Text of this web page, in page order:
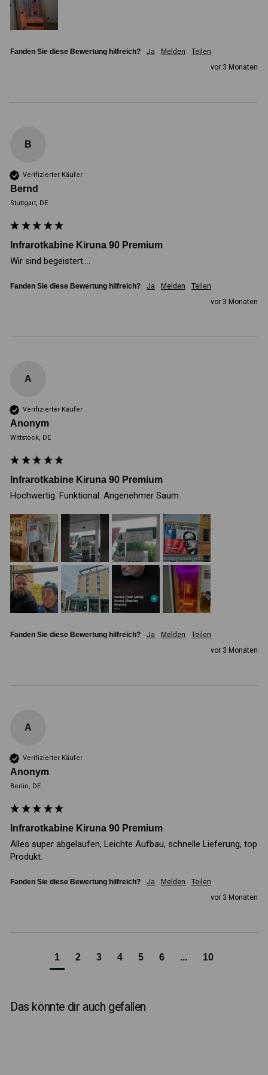
Fanden Sie diese Bewertung hilfreich? Ja Melden
Teilen
vor 3 Monaten
B
Verifizierter Käufer
Bernd
Stuttgart, DE
Infrarotkabine Kiruna 90 Premium
Wir sind begeistert....
Fanden Sie diese Bewertung hilfreich? Ja Melden
Teilen
vor 3 Monaten
A
Verifizierter Käufer
Anonym
Wittstock, DE
Infrarotkabine Kiruna 90 Premium
Hochwertig. Funktional. Angenehmer Saum.
Fanden Sie diese Bewertung hilfreich? Ja Melden
Teilen
vor 3 Monaten
A
Verifizierter Käufer
Anonym
Berlin, DE
Infrarotkabine Kiruna 90 Premium
Alles super abgelaufen, Leichte Aufbau, schnelle Lieferung, top
Produkt.
Fanden Sie diese Bewertung hilfreich? Ja Melden
Teilen
vor 3 Monaten
1 2 3 4 5 6 ... 10
Das könnte dir auch gefallen